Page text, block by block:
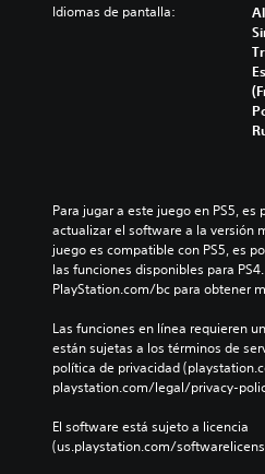
Idiomas de pantalla:
Para jugar a este juego en PS5,
actualizar el software a la versión
juego es compatible con PS5, es
las funciones disponibles para
PlayStation.com/bc para obtener
Las funciones en línea requieren
están sujetas a los términos de
política de privacidad
playstation.com/legal/privacy-
El software está sujeto a licencia
(us.playstation.com/